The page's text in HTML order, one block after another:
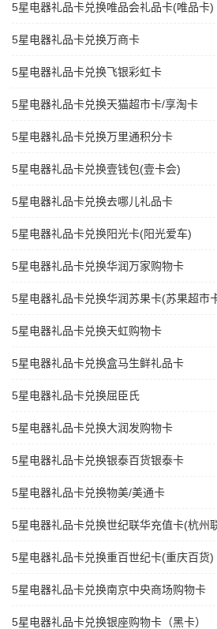
5星电器礼品卡兑换唯品会礼品卡(唯品卡)
5星电器礼品卡兑换万商卡
5星电器礼品卡兑换飞银彩虹卡
5星电器礼品卡兑换天猫超市卡/享淘卡
5星电器礼品卡兑换万里通积分卡
5星电器礼品卡兑换壹钱包(壹卡会)
5星电器礼品卡兑换去哪儿礼品卡
5星电器礼品卡兑换阳光卡(阳光爱车)
5星电器礼品卡兑换华润万家购物卡
5星电器礼品卡兑换华润苏果卡(苏果超市
5星电器礼品卡兑换天虹购物卡
5星电器礼品卡兑换盒马生鲜礼品卡
5星电器礼品卡兑换屈臣氏
5星电器礼品卡兑换大润发购物卡
5星电器礼品卡兑换银泰百货银泰卡
5星电器礼品卡兑换物美/美通卡
5星电器礼品卡兑换世纪联华充值卡(杭州
5星电器礼品卡兑换重百世纪卡(重庆百货)
5星电器礼品卡兑换南京中央商场购物卡
5星电器礼品卡兑换银座购物卡（黑卡）